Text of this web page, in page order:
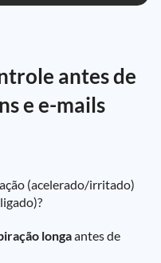
antes de
e e-mails
(acelerado/irritado)
longaantes de